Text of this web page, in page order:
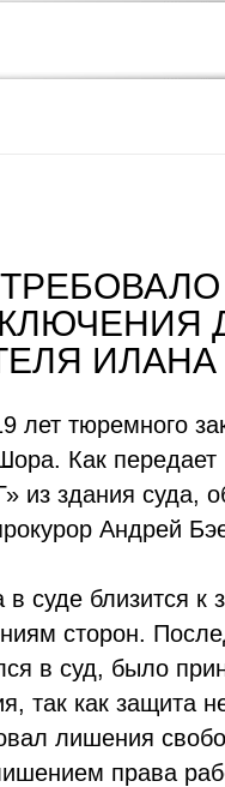
лет тюремного
Как передает
из здания суда,
Андрей
в суде близится
сторон.
в суд, было
так как защита
лишения
права